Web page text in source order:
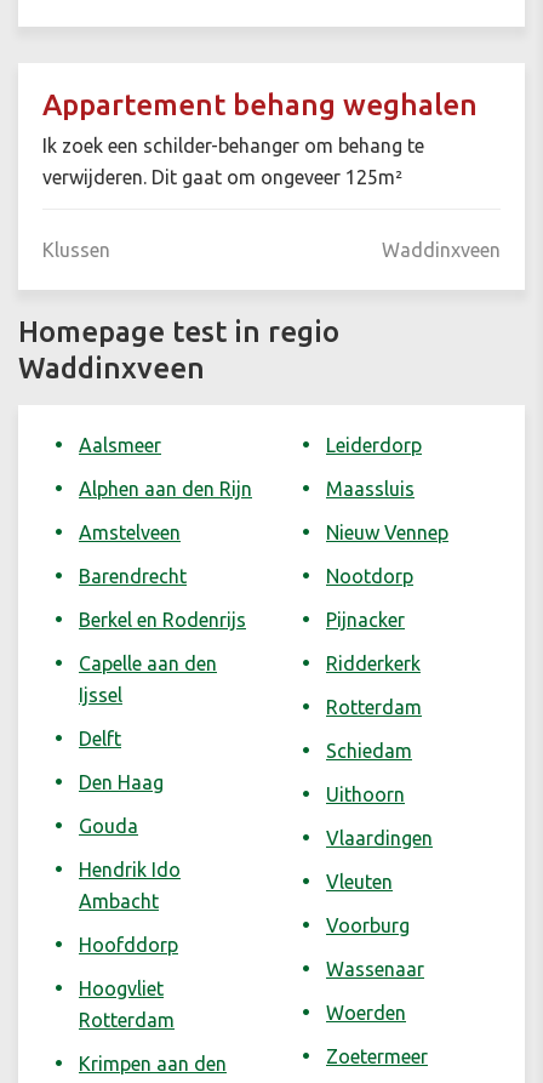
Appartement behang weghalen
Ik zoek een schilder-behanger om behang te
verwijderen. Dit gaat om ongeveer 125m²
Klussen Waddinxveen
Homepage test in regio
Waddinxveen
Aalsmeer
Alphen aan den Rijn
Amstelveen
Barendrecht
Berkel en Rodenrijs
Capelle aan den
Ijssel
Delft
Den Haag
Gouda
Hendrik Ido
Ambacht
Hoofddorp
Hoogvliet
Rotterdam
Krimpen aan den
Leiderdorp
Maassluis
Nieuw Vennep
Nootdorp
Pijnacker
Ridderkerk
Rotterdam
Schiedam
Uithoorn
Vlaardingen
Vleuten
Voorburg
Wassenaar
Woerden
Zoetermeer